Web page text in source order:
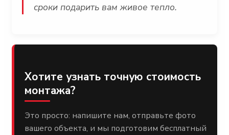
сроки подарить вам живое тепло.
Хотите узнать точную стоимость
монтажа?
Это просто: напишите нам, отправьте фото
вашего объекта, и мы подготовим бесплатный